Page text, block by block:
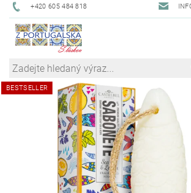
+420 605 484 818
BESTSELLER